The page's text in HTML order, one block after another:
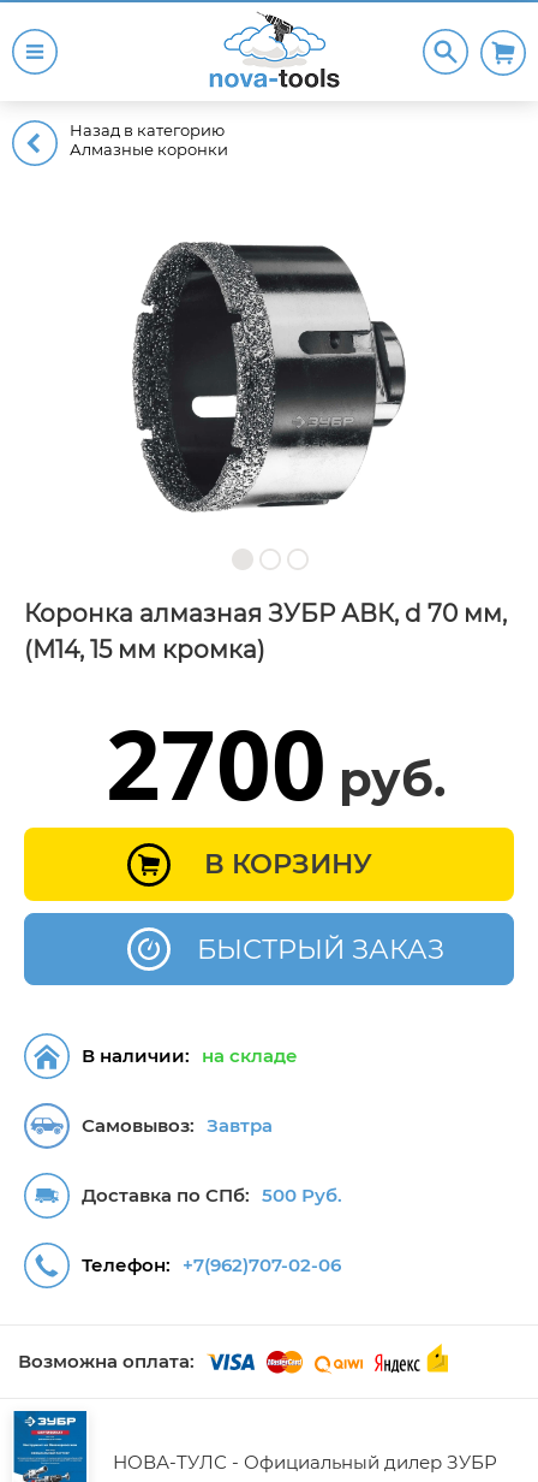
Назад в категорию
Алмазные коронки
Коронка алмазная ЗУБР АВК, d 70 мм,
(М14, 15 мм кромка)
2700 руб.
БЫСТРЫЙ ЗАКАЗ
В КОРЗИНУ
Самовывоз: Завтра
Доставка по СПб: 500 Руб.
В наличии: на складе
Телефон: +7(962)707-02-06
Возможна оплата:
НОВА-ТУЛС - Официальный дилер ЗУБР